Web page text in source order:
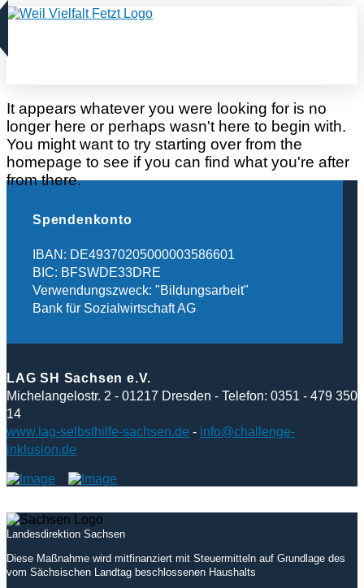
It appears whatever you were looking for is no
longer here or perhaps wasn't here to begin with.
You might want to try starting over from the
homepage to see if you can find what you're after
from there.
Spendenkonto
IBAN: DE49370205000003586601
BIC: BFSWDE33DRE
Verwendungszweck: "Bildungsarbeit"
Bank für Sozialwirtschaft AG
LAG SH Sachsen e.V.
Michelangelostr. 2 - 01217 Dresden - Telefon: 0351 - 479 350
14
www.lag-selbsthilfe-sachsen.de - info@challenge-
inklusion.de
Landesdirektion Sachsen
Diese Maßnahme wird mitfinanziert mit Steuermitteln auf Grundlage des
vom Sächsischen Landtag beschlossenen Haushalts